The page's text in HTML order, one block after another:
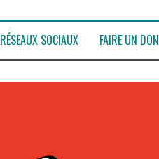
RÉSEAUX SOCIAUX FAIRE UN DON